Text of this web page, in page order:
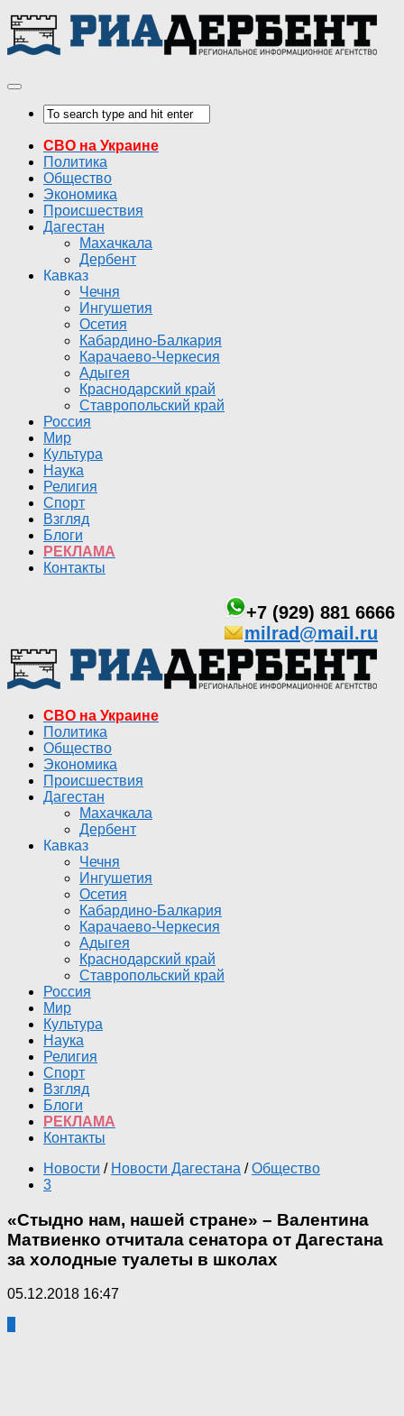
СВО на Украине
Политика
Общество
Экономика
Происшествия
Дагестан
Махачкала
Дербент
Кавказ
Чечня
Ингушетия
Осетия
Кабардино-Балкария
Карачаево-Черкесия
Адыгея
Краснодарский край
Ставропольский край
Россия
Мир
Культура
Наука
Религия
Спорт
Взгляд
Блоги
РЕКЛАМА
Контакты
+7 (929) 881 6666
milrad@mail.ru
СВО на Украине
Политика
Общество
Экономика
Происшествия
Дагестан
Махачкала
Дербент
Кавказ
Чечня
Ингушетия
Осетия
Кабардино-Балкария
Карачаево-Черкесия
Адыгея
Краснодарский край
Ставропольский край
Россия
Мир
Культура
Наука
Религия
Спорт
Взгляд
Блоги
РЕКЛАМА
Контакты
Новости / Новости Дагестана / Общество
3
«Стыдно нам, нашей стране» – Валентина
Матвиенко отчитала сенатора от Дагестана
за холодные туалеты в школах
05.12.2018 16:47